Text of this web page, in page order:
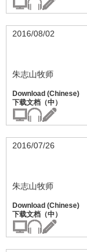
2016/08/02
朱志山牧师
2016/07/26
朱志山牧师